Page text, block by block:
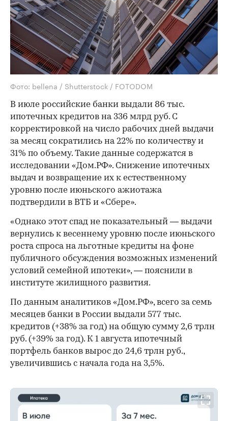
Фото: bellena / Shutterstock / FOTODOM
В июле российские банки выдали 86 тыс.
ипотечных кредитов на 336 млрд руб. С
корректировкой на число рабочих дней выдачи
за месяц сократились на 22% по количеству и
31% по объему. Такие данные содержатся в
исследовании «Дом.РФ». Снижение ипотечных
выдач и возвращение их к естественному
уровню после июньского ажиотажа
подтвердили в ВТБ и «Сбере».
«Однако этот спад не показательный — выдачи
вернулись к весеннему уровню после июньского
роста спроса на льготные кредиты на фоне
публичного обсуждения возможных изменений
условий семейной ипотеки», — пояснили в
институте жилищного развития.
По данным аналитиков «Дом.РФ», всего за семь
месяцев банки в России выдали 577 тыс.
кредитов (+38% за год) на общую сумму 2,6 трлн
руб. (+39% за год). К 1 августа ипотечный
портфель банков вырос до 24,6 трлн руб.,
увеличившись с начала года на 3,5%.